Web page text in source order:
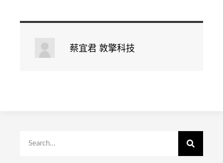
蔡宜君 敦擎科技